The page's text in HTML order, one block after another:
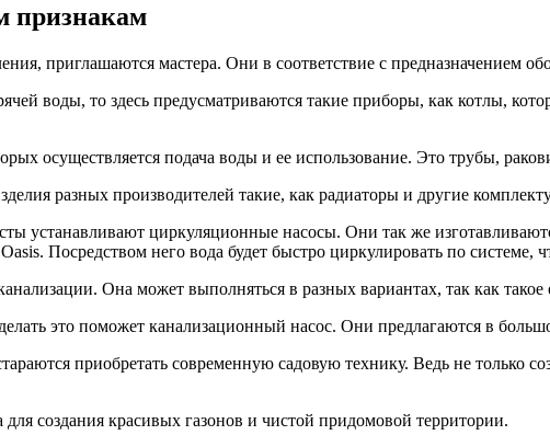
признакам
приглашаются мастера. Они в соответствие с предназначением
воды, то здесь предусматриваются такие приборы, как котлы,
осуществляется подача воды и ее использование. Это трубы,
разных производителей такие, как радиаторы и другие
устанавливают циркуляционные насосы. Они так же
Посредством него вода будет быстро циркулировать по системе,
Она может выполняться в разных вариантах, так как
это поможет канализационный насос. Они предлагаются в
приобретать современную садовую технику. Ведь не только
создания красивых газонов и чистой придомовой территории.